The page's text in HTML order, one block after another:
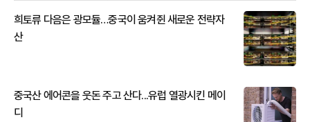
희토류 다음은 광모듈…중국이 움켜쥔 새로운 전략자
산
중국산 에어콘을 웃돈 주고 산다...유럽 열광시킨 메이
디